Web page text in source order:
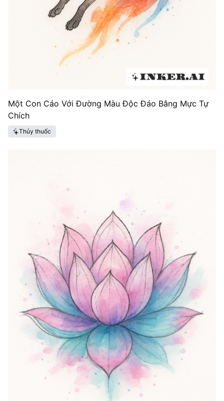
Một Con Cáo Với Đường Màu Độc Đáo Bằng Mực Tự
Chích
Thủy thuốc